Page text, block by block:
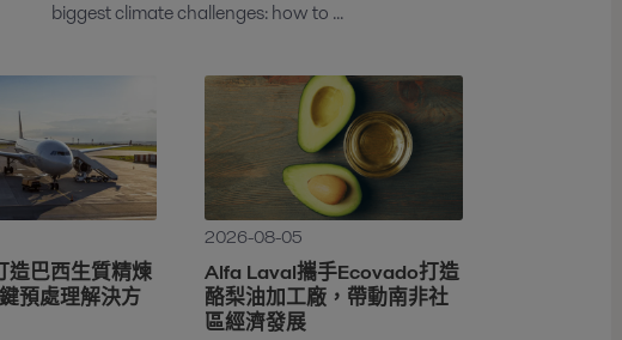
biggest climate challenges: how to ...
造巴西生質精煉
預處理解決方
2026-08-05
Alfa Laval攜手Ecovado打造
酪梨油加工廠，帶動南非社
區經濟發展